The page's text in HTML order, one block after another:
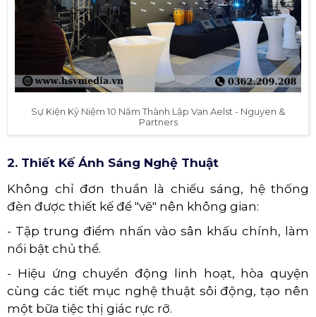
Sự Kiện Kỷ Niệm 10 Năm Thành Lập Van Aelst - Nguyen &
Partners
2. Thiết Kế Ánh Sáng Nghệ Thuật
Không chỉ đơn thuần là chiếu sáng, hệ thống
đèn được thiết kế để "vẽ" nên không gian:
- Tập trung điểm nhấn vào sân khấu chính, làm
nổi bật chủ thể.
- Hiệu ứng chuyển động linh hoạt, hòa quyện
cùng các tiết mục nghệ thuật sôi động, tạo nên
một bữa tiệc thị giác rực rỡ.